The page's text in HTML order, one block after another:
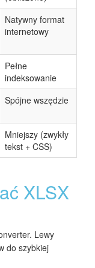
Natywny format
internetowy
Pełne
indeksowanie
Spójne wszędzie
Mniejszy (zwykły
tekst + CSS)
XLSX
Lewy
do szybkiej